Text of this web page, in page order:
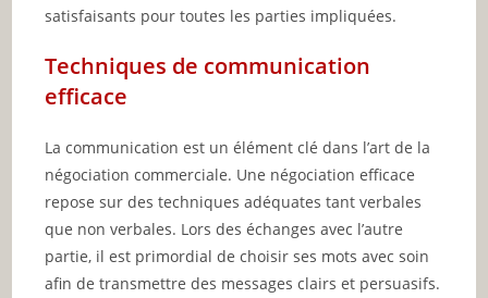
satisfaisants pour toutes les parties impliquées.
Techniques de communication
efficace
La communication est un élément clé dans l’art de la
négociation commerciale. Une négociation efficace
repose sur des techniques adéquates tant verbales
que non verbales. Lors des échanges avec l’autre
partie, il est primordial de choisir ses mots avec soin
afin de transmettre des messages clairs et persuasifs.